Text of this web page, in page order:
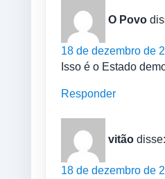
O Povo
18 de dezembro de
Isso é o Estado
Responder
vitão disse:
18 de dezembro de